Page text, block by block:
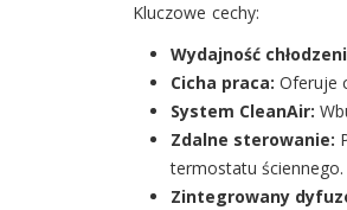
Kluczowe cechy:
Wydajność
Cicha praca: Oferuje
System CleanAir:
Zdalne sterowanie:
termostatu ściennego.
Zintegrowany